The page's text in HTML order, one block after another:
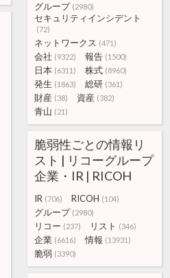
グループ (2980)
セキュリティインシデント
(72)
ネットワークス (471)
会社 (9322) 報告 (1500)
日本 (6311) 株式 (8960)
発生 (1863) 総研 (361)
財産 (38) 資産 (382)
青山 (21)
脆弱性ごとの情報リ
スト | リコーグループ
企業・IR | RICOH
IR (706) RICOH (104)
グループ (2980)
リコー (237) リスト (346)
企業 (6616) 情報 (13931)
脆弱 (3390)